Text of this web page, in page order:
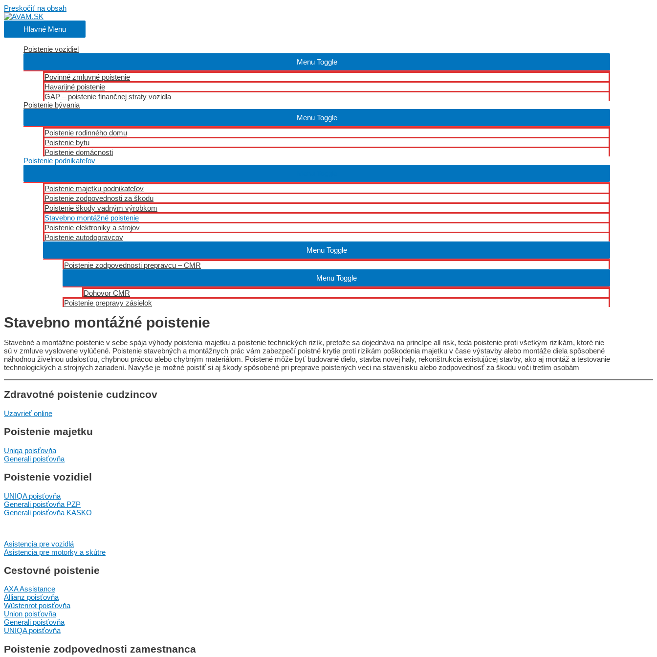
Preskočiť na obsah
Hlavné Menu
Poistenie vozidiel
Menu Toggle
Povinné zmluvné poistenie
Havarijné poistenie
GAP – poistenie finančnej straty vozidla
Poistenie bývania
Menu Toggle
Poistenie rodinného domu
Poistenie bytu
Poistenie domácnosti
Poistenie podnikateľov
Poistenie majetku podnikateľov
Poistenie zodpovednosti za škodu
Poistenie škody vadným výrobkom
Stavebno montážné poistenie
Poistenie elektroniky a strojov
Poistenie autodopravcov
Menu Toggle
Poistenie zodpovednosti prepravcu – CMR
Menu Toggle
Dohovor CMR
Poistenie prepravy zásielok
Stavebno montážné poistenie
Stavebné a montážne poistenie v sebe spája výhody poistenia majetku a poistenie technických rizík, pretože sa dojednáva na princípe all risk, teda poistenie proti všetkým rizikám, ktoré nie
sú v zmluve vyslovene vylúčené. Poistenie stavebných a montážnych prác vám zabezpečí poistné krytie proti rizikám poškodenia majetku v čase výstavby alebo montáže diela spôsobené
náhodnou živelnou udalosťou, chybnou prácou alebo chybným materiálom. Poistené môže byť budované dielo, stavba novej haly, rekonštrukcia existujúcej stavby, ako aj montáž a testovanie
technologických a strojných zariadení. Navyše je možné poistiť si aj škody spôsobené pri preprave poistených veci na stavenisku alebo zodpovednosť za škodu voči tretím osobám
Zdravotné poistenie cudzincov
Uzavrieť online
Poistenie majetku
Uniqa poisťovňa
Generali poisťovňa
Poistenie vozidiel
UNIQA poisťovňa
Generali poisťovňa PZP
Generali poisťovňa KASKO
Asistencia pre vozidlá
Asistencia pre motorky a skútre
Cestovné poistenie
AXA Assistance
Allianz poisťovňa
Wüstenrot poisťovňa
Union poisťovňa
Generali poisťovňa
UNIQA poisťovňa
Poistenie zodpovednosti zamestnanca